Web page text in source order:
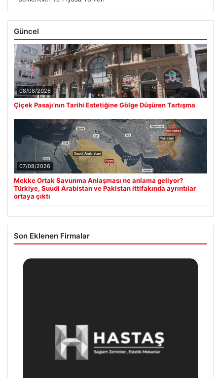
Güncel
08/08/2026
Çiçek Pasajı’nın Tarihi Estetiğine Gölge Düşüren Tartışma
07/08/2026
Mekke Ortak Savunma Anlaşması ne anlama geliyor?
Türkiye, Suudi Arabistan ve Pakistan ittifakında ayrıntılar
ortaya çıktı
Son Eklenen Firmalar